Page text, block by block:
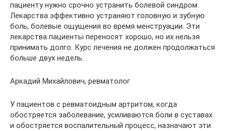
пациенту нужно срочно устранить болевой синдром.
Лекарства эффективно устраняют головную и зубную
боль, болевые ощущения во время менструации. Эти
лекарства пациенты переносят хорошо, но их нельзя
принимать долго. Курс лечения не должен продолжаться
больше двух недель.
Аркадий Михайлович, ревматолог
У пациентов с ревматоидным артритом, когда
обостряется заболевание, усиливаются боли в суставах
и обостряется воспалительный процесс, назначают эти